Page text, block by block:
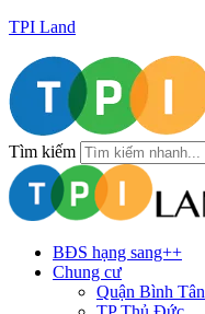
TPI Land
Tìm kiếm
BĐS hạng sang++
Chung cư
Quận Bình Tân